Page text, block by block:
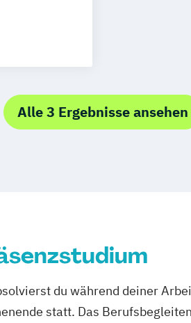
Alle 3 Ergebnisse ansehen
du während deiner
statt. Das